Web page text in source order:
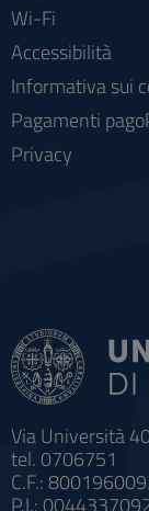
Via Università
tel. 0706751
C.F.:
P.I.:
Wi-Fi
Accessibilità
Informativa sui
Pagamenti
Privacy